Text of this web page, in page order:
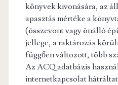
könyvek kivonására, az
apasztás mértéke a
(összevont vagy önálló
jellege, a raktározás
függően változott, több
Az ACQ adatbázis
internetkapcsolat